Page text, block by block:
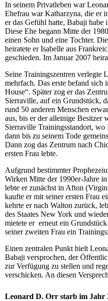
In seinem Privatleben war
Ehefrau war Katharzyna, die er
er das Gefühl hatte, Babaji
Diese Ehe begann Mitte der
einen Sohn und eine Tochter.
heiratete er Isabelle aus
geschieden. Im Januar 2007
Seine Trainingszentren verlegte
mehrfach. Das erste befand sich
House“. Später zog er das
Sierraville, auf ein Grundstück,
rund 50 anderen Menschen
aus, bis er der alleinige Besitzer
Sierraville Trainingsstandort,
dann bis zu seinem Tode
Dann zog das Zentrum nach
ersten Frau lebte.
Aufgrund bestimmter
Wirken Mitte der 1990er-Jahre
lebte er zunächst in Afton
kaufte er mit seiner ersten Frau
kehrte er nach Walton zurück,
des Staates New York und
mietete er erneut ein
seiner zweiten Frau ein
Einen zentralen Punkt hielt
Babaji versprochen, der
zur Verfügung zu stellen und
verschicken. An diesen
Leonard D. Orr starb im Jahr